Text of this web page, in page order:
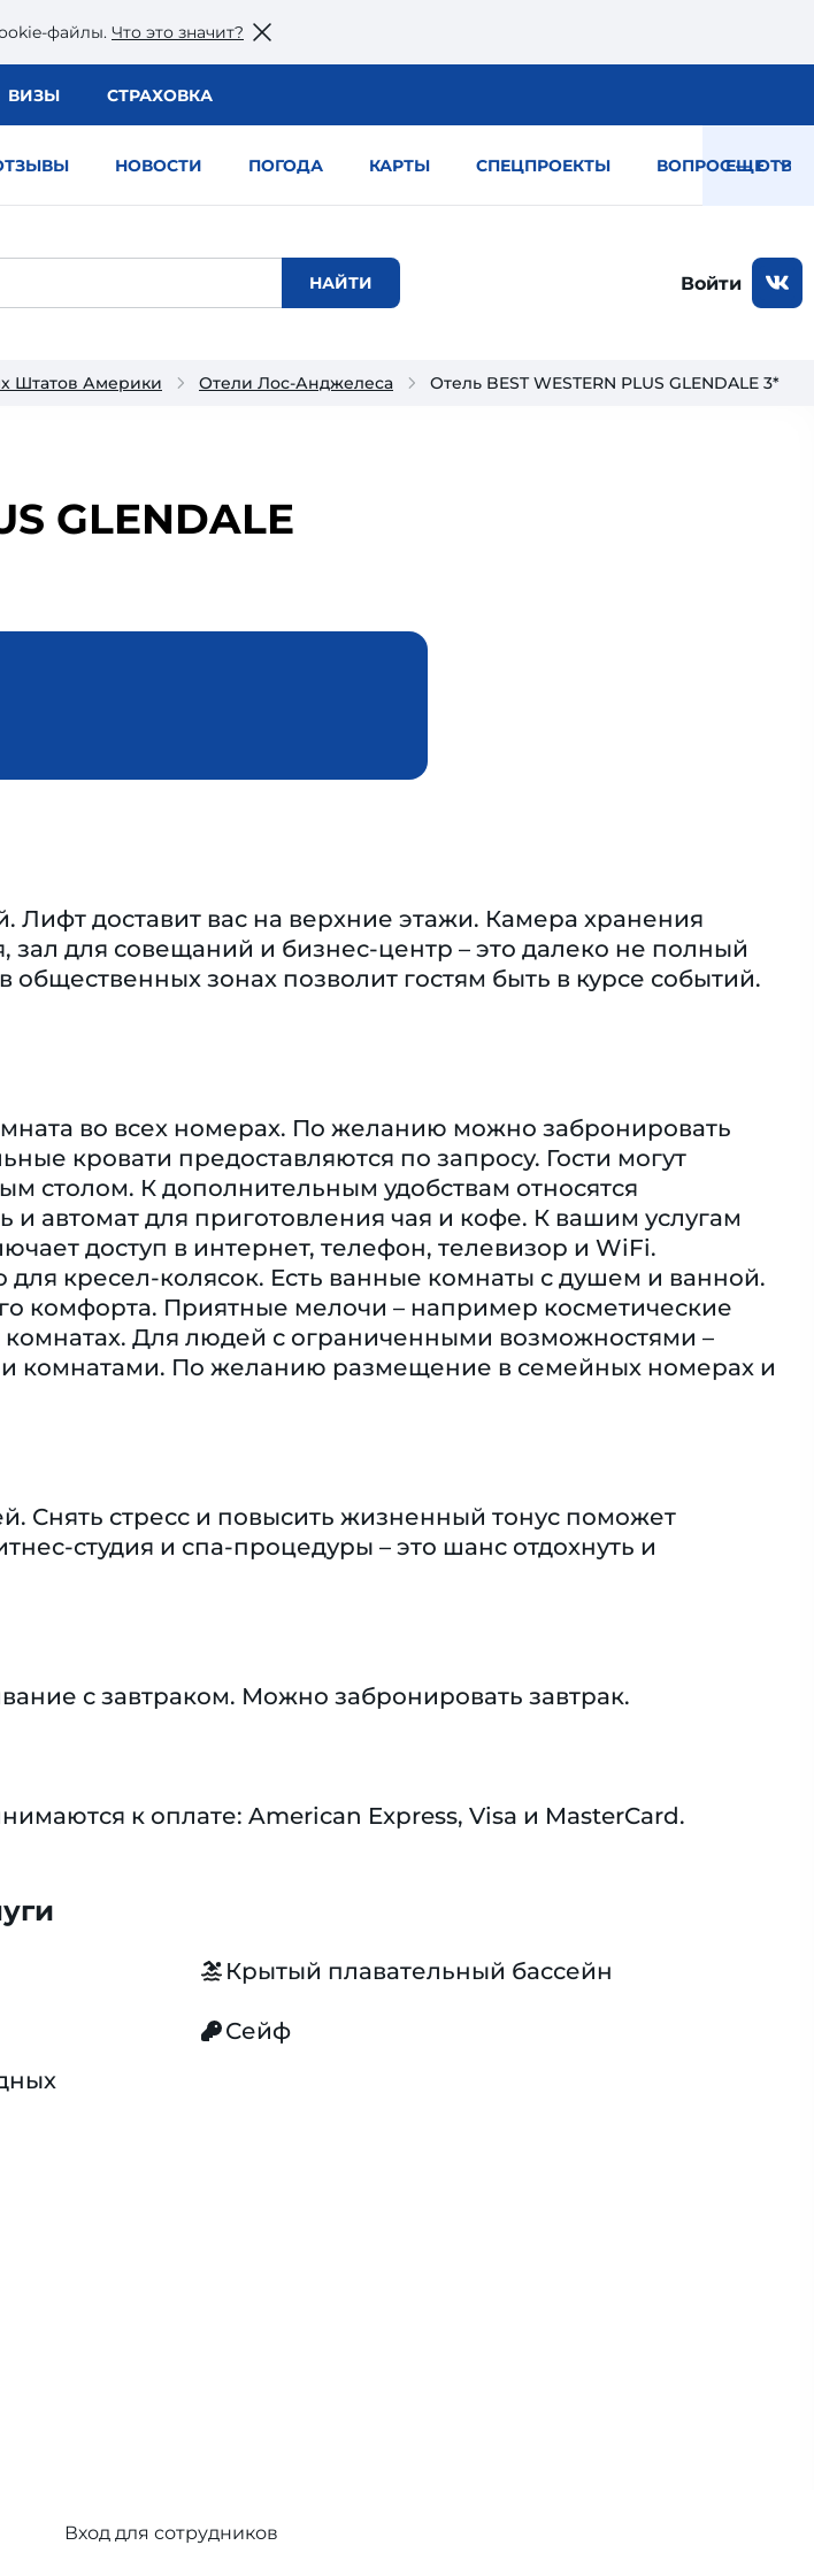
файлы. Что это значит?
ВИЗЫ СТРАХОВКА
НОВОСТИ ПОГОДА КАРТЫ СПЕЦПРОЕКТЫ ВОПРОС — ОТВЕТ
ЕЩЕ
Войти
Штатов Америки Отели Лос-Анджелеса Отель BEST WESTERN PLUS GLENDALE 3*
GLENDALE
Лифт доставит вас на верхние этажи. Камера хранения
зал для совещаний и бизнес-центр – это далеко не полный
общественных зонах позволит гостям быть в курсе событий.
во всех номерах. По желанию можно забронировать
кровати предоставляются по запросу. Гости могут
столом. К дополнительным удобствам относятся
автомат для приготовления чая и кофе. К вашим услугам
доступ в интернет, телефон, телевизор и WiFi.
кресел-колясок. Есть ванные комнаты с душем и ванной.
комфорта. Приятные мелочи – например косметические
Для людей с ограниченными возможностями –
комнатами. По желанию размещение в семейных номерах и
Снять стресс и повысить жизненный тонус поможет
студия и спа-процедуры – это шанс отдохнуть и
с завтраком. Можно забронировать завтрак.
к оплате: American Express, Visa и MasterCard.
Крытый плавательный бассейн
Сейф
Вход для сотрудников